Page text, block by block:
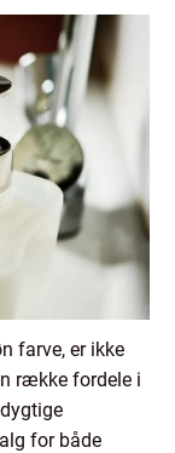
farve, er ikke
række fordele i
for både